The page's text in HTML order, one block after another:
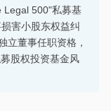
Legal 500"私募基
害小股东权益纠
立董事任职资格，
股权投资基金风